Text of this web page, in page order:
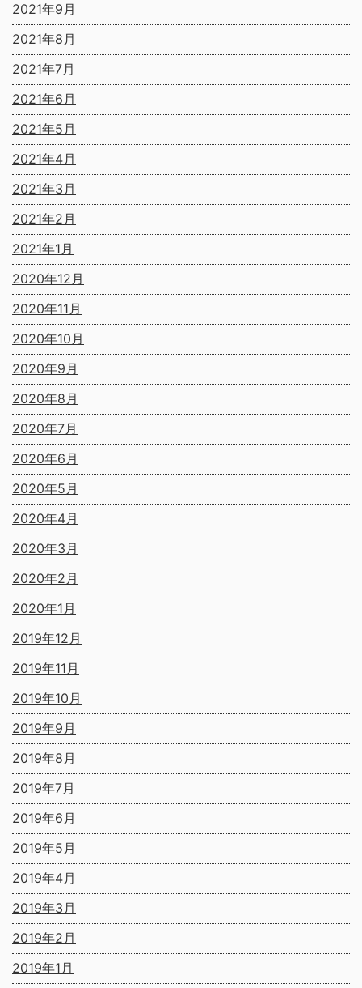
2021年9月
2021年8月
2021年7月
2021年6月
2021年5月
2021年4月
2021年3月
2021年2月
2021年1月
2020年12月
2020年11月
2020年10月
2020年9月
2020年8月
2020年7月
2020年6月
2020年5月
2020年4月
2020年3月
2020年2月
2020年1月
2019年12月
2019年11月
2019年10月
2019年9月
2019年8月
2019年7月
2019年6月
2019年5月
2019年4月
2019年3月
2019年2月
2019年1月